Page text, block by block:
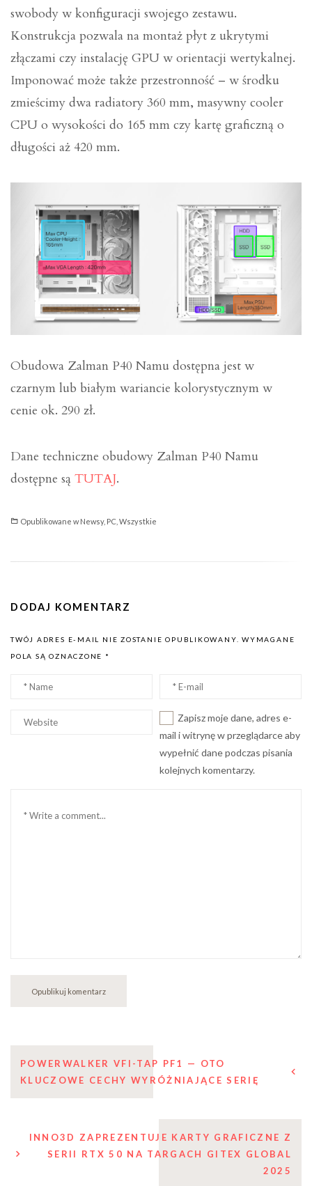
swobody w konfiguracji swojego zestawu.
Konstrukcja pozwala na montaż płyt z ukrytymi
złączami czy instalację GPU w orientacji wertykalnej.
Imponować może także przestronność – w środku
zmieścimy dwa radiatory 360 mm, masywny cooler
CPU o wysokości do 165 mm czy kartę graficzną o
długości aż 420 mm.
Obudowa Zalman P40 Namu dostępna jest w
czarnym lub białym wariancie kolorystycznym w
cenie ok. 290 zł.
Dane techniczne obudowy Zalman P40 Namu
dostępne są TUTAJ.
Opublikowane wNewsy, PC Wszystkie
DODAJ KOMENTARZ
TWÓJ ADRES E-MAIL NIE ZOSTANIE OPUBLIKOWANY.
WYMAGANE
POLA SĄ OZNACZONE *
Nazwa
Email
Witryna
Zapisz moje dane, adres e-
mail i witrynę w przeglądarce aby
wypełnić dane podczas pisania
kolejnych komentarzy.
Nawigacja
wpisu
POWERWALKER VFI-TAP PF1 — OTO
KLUCZOWE CECHY WYRÓŻNIAJĄCE SERIĘ
INNO3D ZAPREZENTUJE KARTY GRAFICZNE Z
SERII RTX 50 NA TARGACH GITEX GLOBAL
2025